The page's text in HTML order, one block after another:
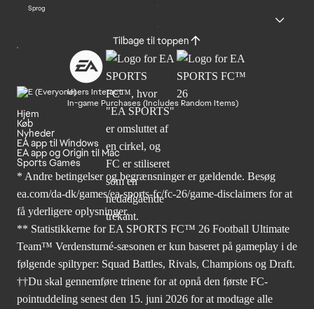
Sprog
Tilbage til toppen
Users Interact
In-game Purchases (Includes Random Items)
Hjem
Køb
Nyheder
EA app til Windows
EA app og Origin til Mac
Sports Games
* Andre betingelser og begrænsninger er gældende. Besøg
ea.com/da-dk/games/ea-sports-fc/fc-26/game-disclaimers for at
få yderligere oplysninger.
** Statistikkerne for EA SPORTS FC™ 26 Football Ultimate
Team™ Verdensturné-sæsonen er kun baseret på gameplay i de
følgende spiltyper: Squad Battles, Rivals, Champions og Draft.
††Du skal gennemføre trinene for at opnå den første FC-
pointuddeling senest den 15. juni 2026 for at modtage alle